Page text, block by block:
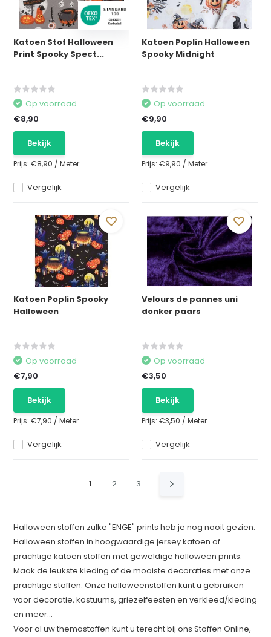
Katoen Stof Halloween
Print Spooky Spect...
Vergelijk
Op voorraad
€8,90
Bekijk
Prijs:€8,90 /Meter
Katoen Poplin Halloween
Spooky Midnight
Vergelijk
Op voorraad
€9,90
Bekijk
Prijs: €9,90 / Meter
Katoen Poplin Spooky
Halloween
Vergelijk
Op voorraad
€7,90
Bekijk
Prijs:€7,90 /Meter
Velours de pannes uni
donker paars
Vergelijk
Op voorraad
€3,50
Bekijk
Prijs: €3,50 / Meter
1 2 3
Halloween stoffen zulke "ENGE" prints heb je nog nooit gezien.
Halloween stoffen in hoogwaardige jersey katoen of
prachtige katoen stoffen met geweldige halloween prints.
Maak de leukste kleding of de mooiste decoraties met onze
prachtige stoffen.Onze halloweenstoffen kunt u gebruiken
voor decoratie, kostuums, griezelfeesten enverkleed/kleding
en meer...
Voor al uw themastoffen kunt u terecht bij ons Stoffen Online,